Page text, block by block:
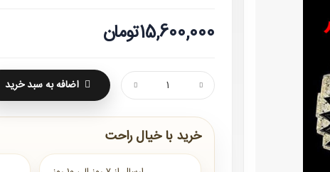
15,600,000تومان
اضافه به سبد خرید
خرید با خیال راحت